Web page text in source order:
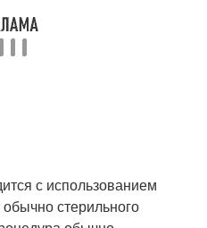
с использованием
стерильного